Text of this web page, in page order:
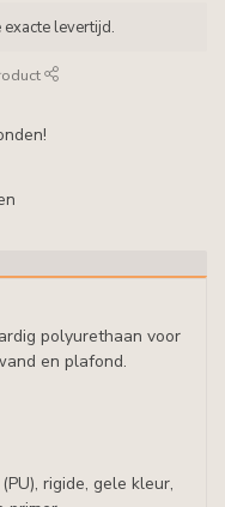
levertijd.
polyurethaan voor
en plafond.
rigide, gele kleur,